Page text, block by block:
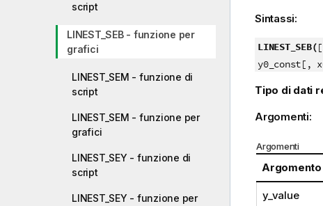
script
LINEST_SEB - funzione per
grafici
LINEST_SEM - funzione di
script
LINEST_SEM - funzione per
grafici
LINEST_SEY - funzione di
script
LINEST_SEY - funzione per
Sintassi:
LINEST_SEB(
y0_const[,
Tipo di dati
Argomenti:
Argomenti
Argomento
y_value